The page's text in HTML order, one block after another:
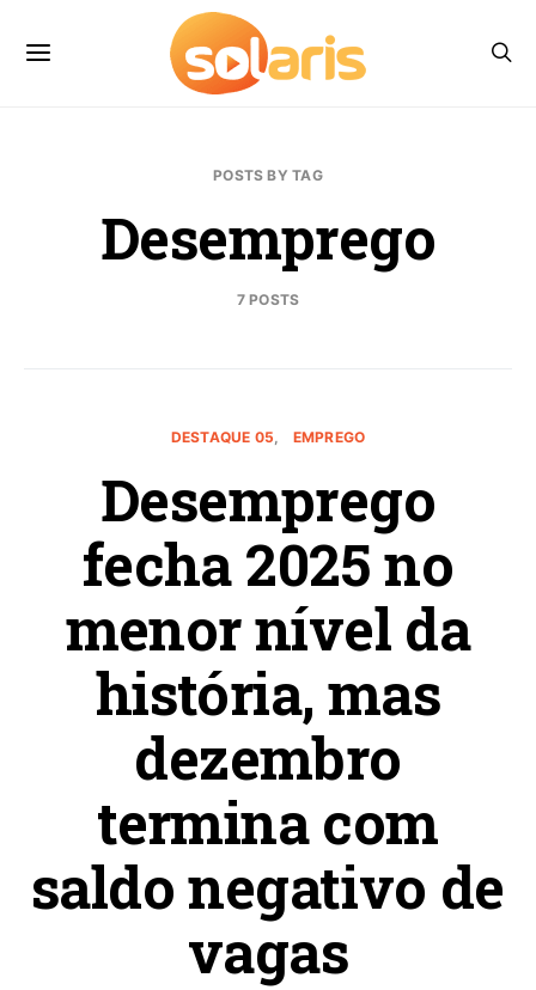
POSTS BY TAG
Desemprego
7 POSTS
DESTAQUE 05 EMPREGO
Desemprego
fecha 2025 no
menor nível da
história, mas
dezembro
termina com
saldo negativo de
vagas